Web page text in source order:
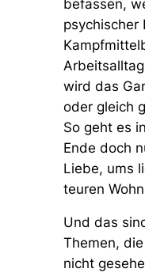
befassen,
psychischer
wird das
oder gleich
So geht es in
Ende doch
Liebe, ums
teuren
Und das
Themen,
nicht